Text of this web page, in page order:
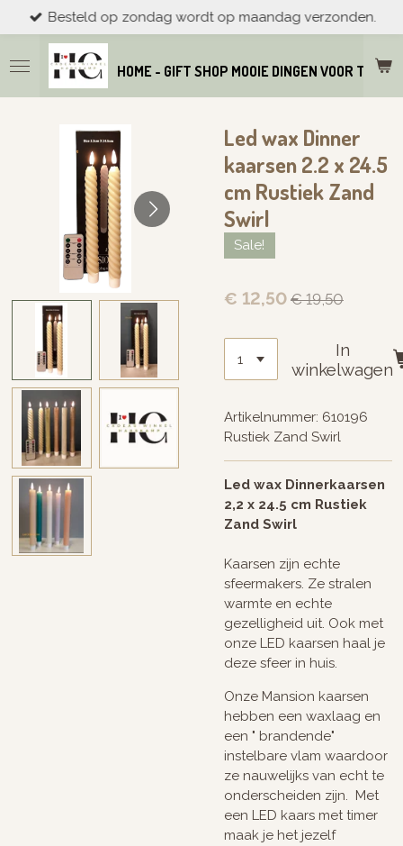
direct
naar
de
hoofdinhoud
HOME - GIFT SHOP MOOIE DINGEN VOOR THUIS
Besteld op zondag wordt op maandag verzonden.
Led wax Dinner
kaarsen 2.2 x 24.5
cm Rustiek Zand
Swirl
Sale!
€ 12,50 € 19,50
In
winkelwagen
Artikelnummer: 610196
Rustiek Zand Swirl
Led wax Dinnerkaarsen
2,2 x 24.5 cm Rustiek
Zand Swirl
Kaarsen zijn echte
sfeermakers. Ze stralen
warmte en echte
gezelligheid uit. Ook met
onze LED kaarsen haal je
deze sfeer in huis.
Onze Mansion kaarsen
hebben een waxlaag en
een " brandende"
instelbare vlam waardoor
ze nauwelijks van echt te
onderscheiden zijn. Met
een LED kaars met timer
maak je het jezelf